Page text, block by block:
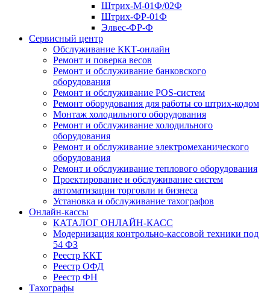
Штрих-М-01Ф/02Ф
Штрих-ФР-01Ф
Элвес-ФР-Ф
Сервисный центр
Обслуживание ККТ-онлайн
Ремонт и поверка весов
Ремонт и обслуживание банковского
оборудования
Ремонт и обслуживание POS-систем
Ремонт оборудования для работы со штрих-кодом
Монтаж холодильного оборудования
Ремонт и обслуживание холодильного
оборудования
Ремонт и обслуживание электромеханического
оборудования
Ремонт и обслуживание теплового оборудования
Проектирование и обслуживание систем
автоматизации торговли и бизнеса
Установка и обслуживание тахографов
Онлайн-кассы
КАТАЛОГ ОНЛАЙН-КАСС
Модернизация контрольно-кассовой техники под
54 ФЗ
Реестр ККТ
Реестр ОФД
Реестр ФН
Тахографы